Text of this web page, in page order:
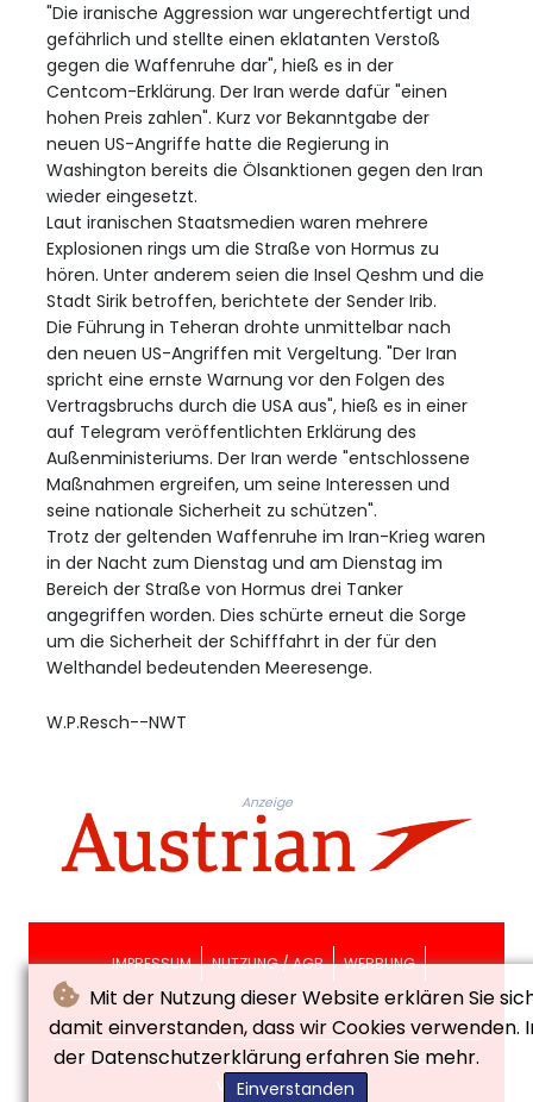
Mit der Nutzung dieser Website erklären Sie
damit einverstanden, dass wir Cookies verwenden.
der Datenschutzerklärung erfahren Sie mehr.
Einverstanden
"Die iranische Aggression war ungerechtfertigt und
gefährlich und stellte einen eklatanten Verstoß
gegen die Waffenruhe dar", hieß es in der
Centcom-Erklärung. Der Iran werde dafür "einen
hohen Preis zahlen". Kurz vor Bekanntgabe der
neuen US-Angriffe hatte die Regierung in
Washington bereits die Ölsanktionen gegen den Iran
wieder eingesetzt.
Laut iranischen Staatsmedien waren mehrere
Explosionen rings um die Straße von Hormus zu
hören. Unter anderem seien die Insel Qeshm und die
Stadt Sirik betroffen, berichtete der Sender Irib.
Die Führung in Teheran drohte unmittelbar nach
den neuen US-Angriffen mit Vergeltung. "Der Iran
spricht eine ernste Warnung vor den Folgen des
Vertragsbruchs durch die USA aus", hieß es in einer
auf Telegram veröffentlichten Erklärung des
Außenministeriums. Der Iran werde "entschlossene
Maßnahmen ergreifen, um seine Interessen und
seine nationale Sicherheit zu schützen".
Trotz der geltenden Waffenruhe im Iran-Krieg waren
in der Nacht zum Dienstag und am Dienstag im
Bereich der Straße von Hormus drei Tanker
angegriffen worden. Dies schürte erneut die Sorge
um die Sicherheit der Schifffahrt in der für den
Welthandel bedeutenden Meeresenge.
W.P.Resch--NWT
Anzeige
IMPRESSUM NUTZUNG / AGB
WERBUNG
DATENSCHUTZ
© Neues Wiener Tagblatt - 2026 - Alle Rechte
vorbehalten